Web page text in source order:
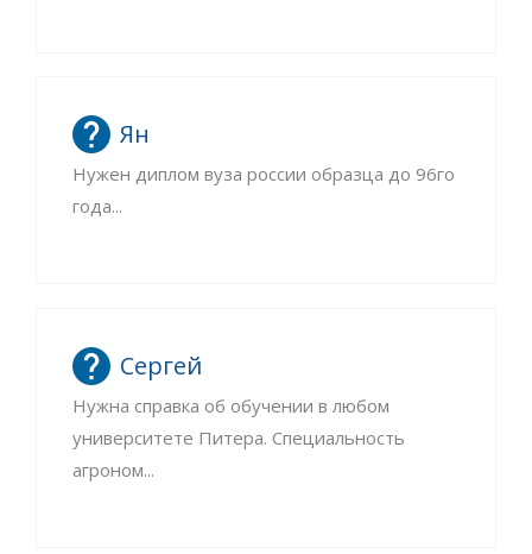
Ян
Нужен диплом вуза россии образца до 96го
года...
Сергей
Нужна справка об обучении в любом
университете Питера. Специальность
агроном...